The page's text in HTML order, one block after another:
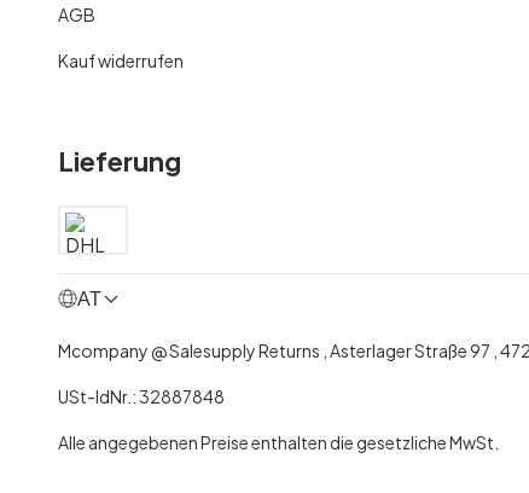
AGB
Kauf widerrufen
Lieferung
AT
Mcompany @ Salesupply Returns , Asterlager Straße 97 ,
USt-IdNr.: 32887848
Alle angegebenen Preise enthalten die gesetzliche MwSt.